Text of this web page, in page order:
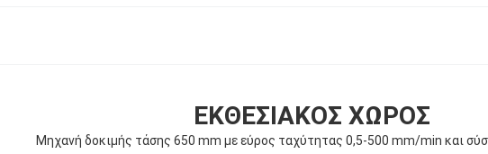
ΕΚΘΕΣΙΑΚΌΣ ΧΏΡΟΣ
Μηχανή δοκιμής τάσης 650 mm με εύρος ταχύτητας 0,5-500 mm/min και